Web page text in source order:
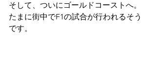
そして、ついにゴールドコーストへ。
たまに街中でF1の試合が行われるそう
です。